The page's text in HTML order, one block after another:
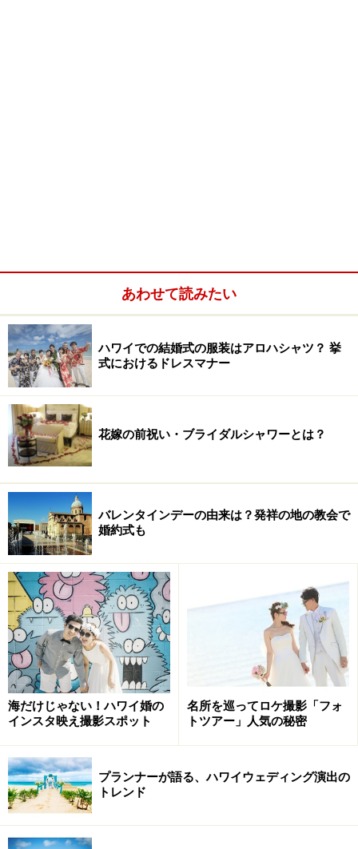
あわせて読みたい
ハワイでの結婚式の服装はアロハシャツ？ 挙
式におけるドレスマナー
花嫁の前祝い・ブライダルシャワーとは？
バレンタインデーの由来は？発祥の地の教会で
婚約式も
海だけじゃない！ハワイ婚の
インスタ映え撮影スポット
名所を巡ってロケ撮影「フォ
トツアー」人気の秘密
プランナーが語る、ハワイウェディング演出の
トレンド